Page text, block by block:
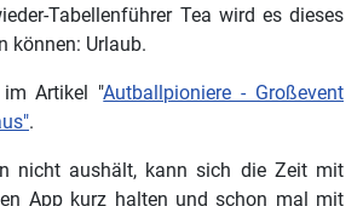
Tabellenführer Tea wird es dieses
können: Urlaub.
Artikel "Autballpioniere - Großevent
.
nicht aushält, kann sich die Zeit mit
App kurz halten und schon mal mit